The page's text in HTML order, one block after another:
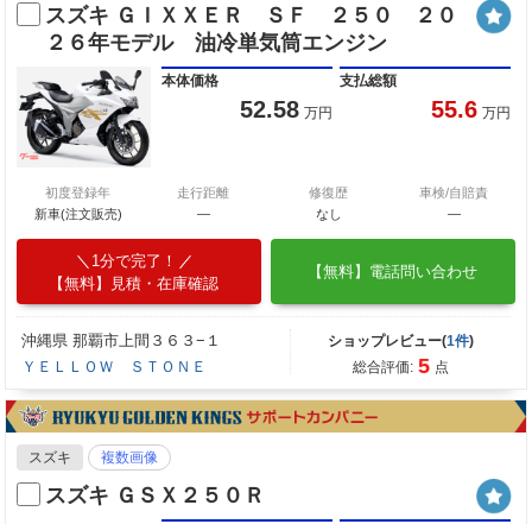
スズキ ＧＩＸＸＥＲ ＳＦ ２５０ ２０
２６年モデル 油冷単気筒エンジン
本体価格
52.58 万円
支払総額
55.6 万円
初度登録年
新車(注文販売)
走行距離
―
修復歴
なし
車検/自賠責
―
1分で完了！
【無料】見積・在庫確認
【無料】電話問い合わせ
沖縄県 那覇市上間３６３−１
ＹＥＬＬＯＷ ＳＴＯＮＥ
ショップレビュー(1件)
総合評価: 5 点
スズキ 複数画像
スズキ ＧＳＸ２５０Ｒ